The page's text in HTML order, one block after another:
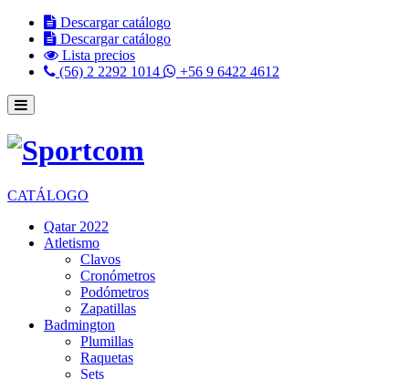
Descargar catálogo
Descargar catálogo
Lista precios
(56) 2 2292 1014
+56 9 6422 4612
CATÁLOGO
Qatar 2022
Atletismo
Clavos
Cronómetros
Podómetros
Zapatillas
Badmington
Plumillas
Raquetas
Sets